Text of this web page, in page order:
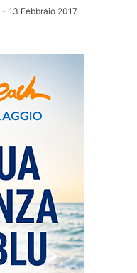
- 13 Febbraio 2017